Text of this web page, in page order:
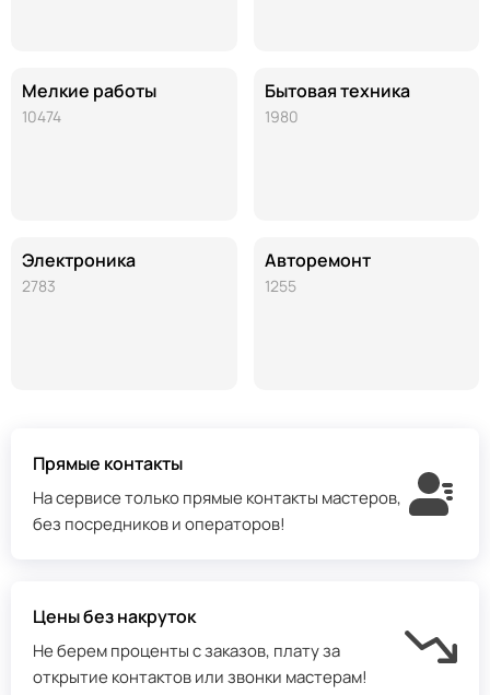
Мелкие работы
10474
Электроника
2783
Бытовая техника
1980
Авторемонт
1255
Прямые контакты
На сервисе только прямые контакты мастеров,
без посредников и операторов!
Цены без накруток
Не берем проценты с заказов, плату за
открытие контактов или звонки мастерам!